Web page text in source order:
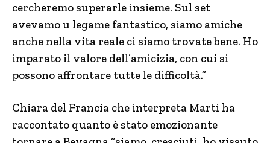
cercheremo superarle insieme. Sul set
avevamo u legame fantastico, siamo amiche
anche nella vita reale ci siamo trovate bene. Ho
imparato il valore dell’amicizia, con cui si
possono affrontare tutte le difficoltà.”
Chiara del Francia che interpreta Marti ha
raccontato quanto è stato emozionante